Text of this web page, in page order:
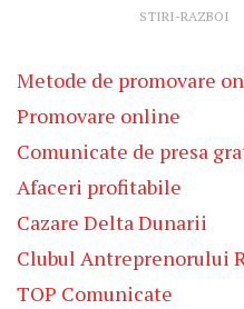
STIRI-RAZBOI
Metode de promovare
Promovare online
Comunicate de presa
Afaceri profitabile
Cazare Delta Dunarii
Clubul Antreprenorului
TOP Comunicate